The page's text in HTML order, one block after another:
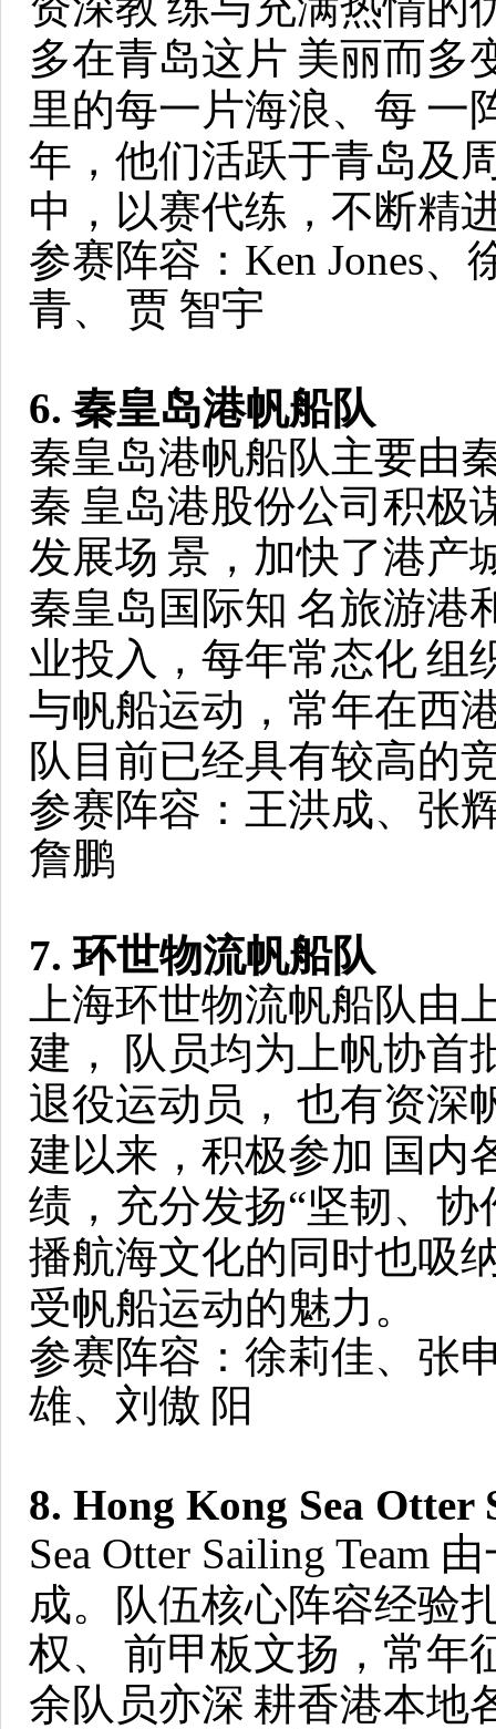
多在青岛这片 美丽而多
里的每一片海浪、每 一
年，他们活跃于青岛及
中，以赛代练，不断精
参赛阵容：Ken Jones
青、 贾 智宇
6. 秦皇岛港帆船队
秦皇岛港帆船队主要由
秦 皇岛港股份公司积极
发展场 景，加快了港产
秦皇岛国际知 名旅游港
业投入，每年常态化组
与帆船运动，常年在西
队目前已经具有较高的
参赛阵容：王洪成、张
詹鹏
7. 环世物流帆船队
上海环世物流帆船队由
建，
队员均为上帆协首
退役运动员， 也有资深
建以来，积极参加 国内
绩，充分发扬“坚韧、协
播航海文化的同时也吸
受帆船运动的魅力。
参赛阵容：徐莉佳、张
雄、刘傲 阳
8. Hong Kong Sea Otter
Sea Otter Sailing Team
成。队伍核心阵容经验
权、
前甲板文扬，常年
余队员亦深 耕香港本地